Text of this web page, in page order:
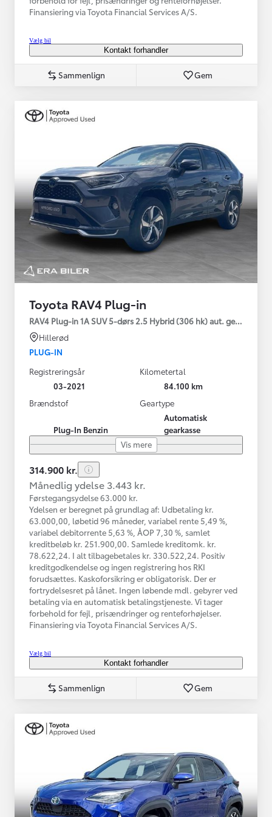
Finansiering via Toyota Financial Services A/S.
Vælg bil
Kontakt forhandler
Sammenlign Gem
Toyota RAV4 Plug-in
RAV4 Plug-in 1A SUV 5-dørs 2.5 Hybrid (306 hk) aut. gear
Hillerød
PLUG-IN
Registreringsår
03-2021
Kilometertal
84.100 km
Brændstof
Plug-In Benzin
Geartype
Automatisk
gearkasse
Vis mere
314.900 kr.
Månedlig ydelse 3.443 kr.
Førstegangsydelse 63.000 kr.
Ydelsen er beregnet på grundlag af: Udbetaling kr.
63.000,00, løbetid 96 måneder, variabel rente 5,49 %,
variabel debitorrente 5,63 %, ÅOP 7,30 %, samlet
kreditbeløb kr. 251.900,00. Samlede kreditomk. kr.
78.622,24. I alt tilbagebetales kr. 330.522,24. Positiv
kreditgodkendelse og ingen registrering hos RKI
forudsættes. Kaskoforsikring er obligatorisk. Der er
fortrydelsesret på lånet. Ingen løbende mdl. gebyrer ved
betaling via en automatisk betalingstjeneste. Vi tager
forbehold for fejl, prisændringer og renteforhøjelser.
Finansiering via Toyota Financial Services A/S.
Vælg bil
Kontakt forhandler
Sammenlign Gem